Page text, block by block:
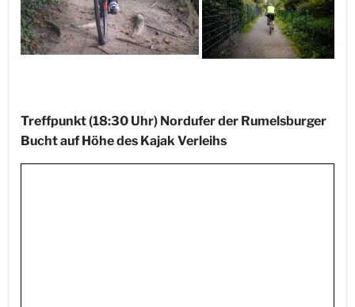
Treffpunkt (18:30 Uhr) Nordufer der Rumelsburger
Bucht auf Höhe des Kajak Verleihs